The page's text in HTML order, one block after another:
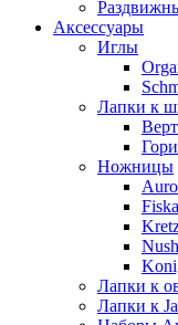
Аксессуары
Иглы
Лапки к
Ножницы
Лапки к
Лапки к